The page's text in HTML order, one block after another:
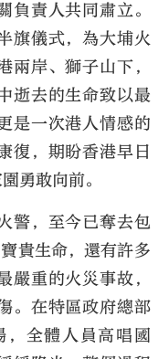
負責人共同肅立。
旗儀式，為大埔火
兩岸、獅子山下，
逝去的生命致以最
是一次港人情感的
復，期盼香港早日
勇敢向前。
警，至今已奪去包
貴生命，還有許多
嚴重的火災事故，
。在特區政府總部
，全體人員高唱國